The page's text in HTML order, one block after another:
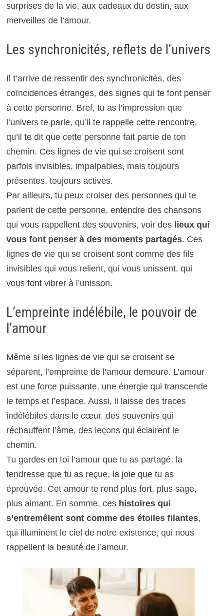
surprises de la vie, aux cadeaux du destin, aux
merveilles de l’amour.
Les synchronicités, reflets de l’univers
Il t’arrive de ressentir des synchronicités, des
coïncidences étranges, des signes qui te font penser
à cette personne. Bref, tu as l’impression que
l’univers te parle, qu’il te rappelle cette rencontre,
qu’il te dit que cette personne fait partie de ton
chemin. Ces lignes de vie qui se croisent sont
parfois invisibles, impalpables, mais toujours
présentes, toujours actives.
Par ailleurs, tu peux croiser des personnes qui te
parlent de cette personne, entendre des chansons
qui vous rappellent des souvenirs, voir des lieux qui
vous font penser à des moments partagés. Ces
lignes de vie qui se croisent sont comme des fils
invisibles qui vous relient, qui vous unissent, qui
vous font vibrer à l’unisson.
L’empreinte indélébile, le pouvoir de
l’amour
Même si les lignes de vie qui se croisent se
séparent, l’empreinte de l’amour demeure. L’amour
est une force puissante, une énergie qui transcende
le temps et l’espace. Aussi, il laisse des traces
indélébiles dans le cœur, des souvenirs qui
réchauffent l’âme, des leçons qui éclairent le
chemin.
Tu gardes en toi l’amour que tu as partagé, la
tendresse que tu as reçue, la joie que tu as
éprouvée. Cet amour te rend plus fort, plus sage,
plus aimant. En somme, ces histoires qui
s’entremêlent sont comme des étoiles filantes,
qui illuminent le ciel de notre existence, qui nous
rappellent la beauté de l’amour.